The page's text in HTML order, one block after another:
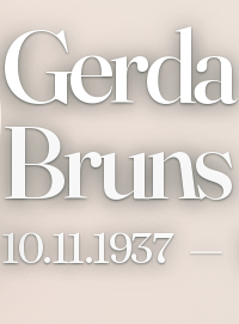
Gerda
Bruns
10.11.1937 —